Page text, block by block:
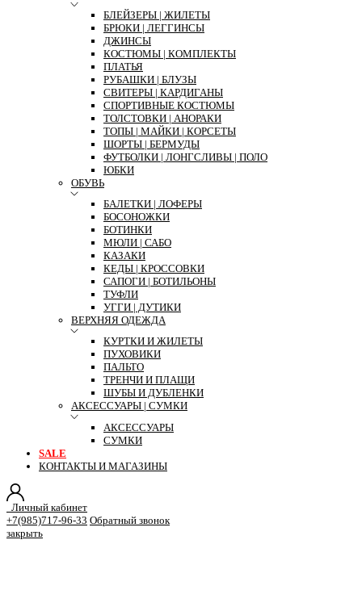
БЛЕЙЗЕРЫ | ЖИЛЕТЫ
БРЮКИ | ЛЕГГИНСЫ
ДЖИНСЫ
КОСТЮМЫ | КОМПЛЕКТЫ
ПЛАТЬЯ
РУБАШКИ | БЛУЗЫ
СВИТЕРЫ | КАРДИГАНЫ
СПОРТИВНЫЕ КОСТЮМЫ
ТОЛСТОВКИ | АНОРАКИ
ТОПЫ | МАЙКИ | КОРСЕТЫ
ШОРТЫ | БЕРМУДЫ
ФУТБОЛКИ | ЛОНГСЛИВЫ | ПОЛО
ЮБКИ
ОБУВЬ
БАЛЕТКИ | ЛОФЕРЫ
БОСОНОЖКИ
БОТИНКИ
МЮЛИ | САБО
КАЗАКИ
КЕДЫ | КРОССОВКИ
САПОГИ | БОТИЛЬОНЫ
ТУФЛИ
УГГИ | ДУТИКИ
ВЕРХНЯЯ ОДЕЖДА
КУРТКИ И ЖИЛЕТЫ
ПУХОВИКИ
ПАЛЬТО
ТРЕНЧИ И ПЛАЩИ
ШУБЫ И ДУБЛЕНКИ
АКСЕССУАРЫ | СУМКИ
АКСЕССУАРЫ
СУМКИ
SALE
КОНТАКТЫ И МАГАЗИНЫ
Личный кабинет
+7(985)717-96-33 Обратный звонок
закрыть